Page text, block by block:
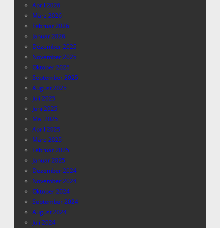
April 2026
März 2026
Februar 2026
Januar 2026
Dezember 2025
November 2025
Oktober 2025
September 2025
August 2025
Juli 2025
Juni 2025
Mai 2025
April 2025
März 2025
Februar 2025
Januar 2025
Dezember 2024
November 2024
Oktober 2024
September 2024
August 2024
Juli 2024